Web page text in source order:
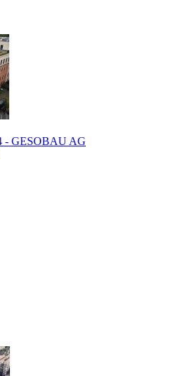
- GESOBAU AG